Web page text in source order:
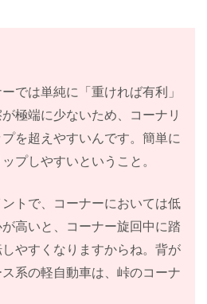
では単純に「重ければ有利」
極端に少ないため、コーナリ
を超えやすいんです。簡単に
プしやすいということ。
ントで、コーナーにおいては低
高いと、コーナー旋回中に踏
やすくなりますからね。背が
系の軽自動車は、峠のコーナ